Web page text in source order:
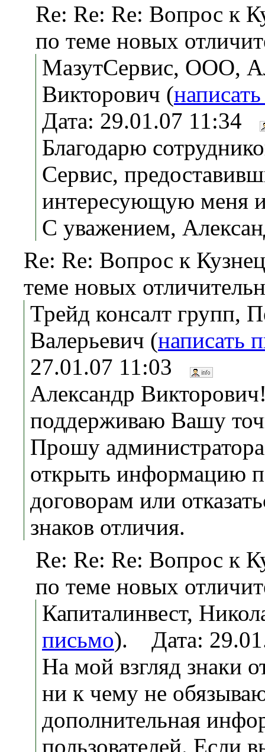
Re: Re: Re: Вопрос к
по теме новых
МазутСервис, ООО,
Викторович (
Дата: 29.01.07 11:34
Благодарю
Сервис,
интересующую меня
С уважением,
Re: Re: Вопрос к
теме новых
Трейд консалт групп,
Валерьевич (написать
27.01.07 11:03
Александр
поддерживаю Вашу
Прошу
открыть информацию
договорам или
знаков отличия.
Re: Re: Re: Вопрос к
по теме новых
Капиталинвест,
письмо). Дата:
На мой взгляд знаки
ни к чему не
дополнительная
пользователей. Если